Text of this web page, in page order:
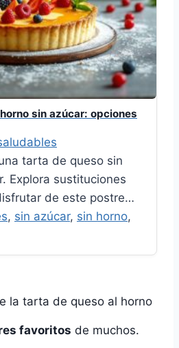
sin azúcar: opciones
tarta de queso sin
Explora sustituciones
de este postre…
, sin azúcar, sin horno,
la tarta de queso al horno
favoritos de muchos.